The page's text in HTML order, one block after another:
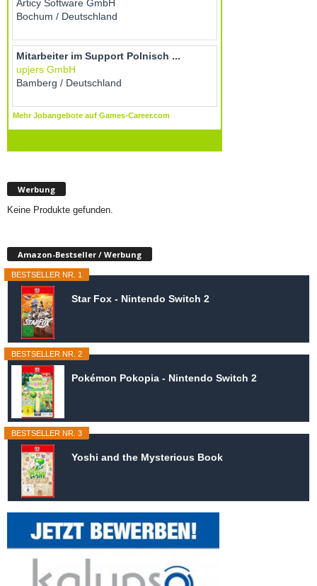
Werbung
Keine Produkte gefunden.
Amazon-Bestseller / Werbung
BESTSELLER NR. 1
Star Fox - Nintendo Switch 2
BESTSELLER NR. 2
Pokémon Pokopia - Nintendo Switch 2
BESTSELLER NR. 3
Yoshi and the Mysterious Book